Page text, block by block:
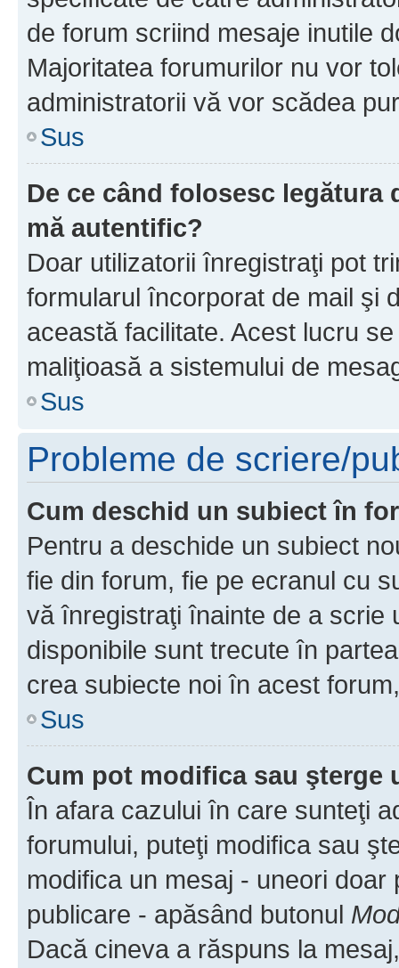
de forum scriind mesaje inutile
Majoritatea forumurilor nu vor
administratorii vă vor scădea
Sus
De ce când folosesc
mă autentific?
Doar utilizatorii înregistraţi pot
formularul încorporat de mail şi
această facilitate. Acest lucru
maliţioasă a sistemului de
Sus
Probleme de scriere/
Cum deschid un subiect în
Pentru a deschide un subiect
fie din forum, fie pe ecranul cu
vă înregistraţi înainte de a scrie
disponibile sunt trecute în
crea subiecte noi în acest
Sus
Cum pot modifica sau şterge
În afara cazului în care sunteţi
forumului, puteţi modifica sau
modifica un mesaj - uneori
publicare - apăsând butonul
Dacă cineva a răspuns la